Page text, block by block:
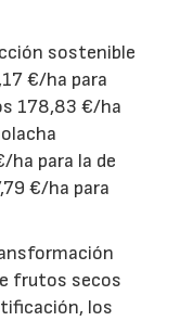
sostenible
€/ha para
178,83 €/ha
ha para la de
€/ha para
frutos secos
los